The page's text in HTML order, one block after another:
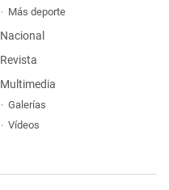
Más deporte
Nacional
Revista
Multimedia
Galerías
Vídeos